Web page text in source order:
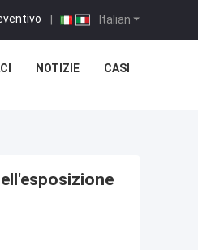
Italian
|
NOTIZIE CASI